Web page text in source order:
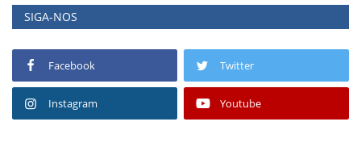
SIGA-NOS
Facebook Twitter
Instagram Youtube